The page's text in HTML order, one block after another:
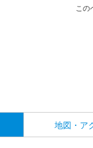
この
地図・ア